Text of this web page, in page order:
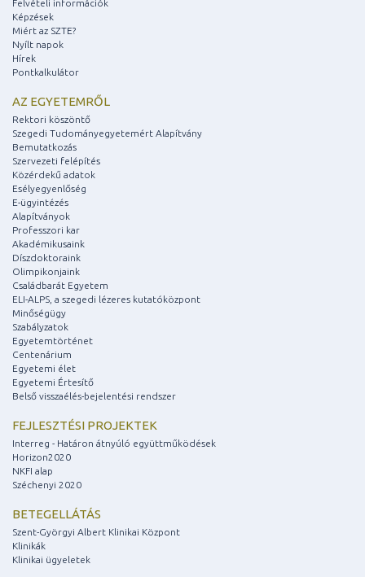
Felvételi információk
Képzések
Miért az SZTE?
Nyílt napok
Hírek
Pontkalkulátor
AZ EGYETEMRŐL
Rektori köszöntő
Szegedi Tudományegyetemért Alapítvány
Bemutatkozás
Szervezeti felépítés
Közérdekű adatok
Esélyegyenlőség
E-ügyintézés
Alapítványok
Professzori kar
Akadémikusaink
Díszdoktoraink
Olimpikonjaink
Családbarát Egyetem
ELI-ALPS, a szegedi lézeres kutatóközpont
Minőségügy
Szabályzatok
Egyetemtörténet
Centenárium
Egyetemi élet
Egyetemi Értesítő
Belső visszaélés-bejelentési rendszer
FEJLESZTÉSI PROJEKTEK
Interreg - Határon átnyúló együttműködések
Horizon2020
NKFI alap
Széchenyi 2020
BETEGELLÁTÁS
Szent-Györgyi Albert Klinikai Központ
Klinikák
Klinikai ügyeletek